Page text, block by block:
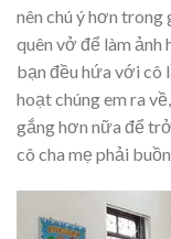
nên chú ý hơn trong
quên vở để làm
bạn đều hứa với cô
hoạt chúng em ra
gắng hơn nữa để
cô cha mẹ phải